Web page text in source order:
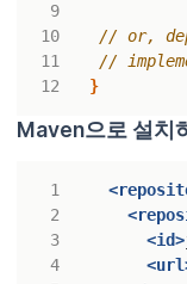
9
10
}
Maven으로 설치
3
4
<id>